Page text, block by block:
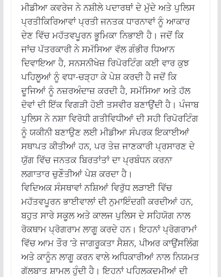
ਮੀਡੀਆ ਕਵਰੇਜ ਨੇ ਨਸ਼ੀਲੇ ਪਦਾਰਥਾਂ ਦੇ ਮੁੱਦੇ ਅਤੇ ਪੁਲਿਸ
ਪ੍ਰਤੀਕਿਰਿਆਵਾਂ ਪ੍ਰਤੀ ਜਨਤਕ ਧਾਰਨਾਵਾਂ ਨੂੰ ਆਕਾਰ
ਦੇਣ ਵਿੱਚ ਮਹੱਤਵਪੂਰਨ ਭੂਮਿਕਾ ਨਿਭਾਈ ਹੈ। ਜਦੋਂ ਕਿ
ਜਾਂਚ ਪੱਤਰਕਾਰੀ ਨੇ ਸਮੱਸਿਆ ਵੱਲ ਗੰਭੀਰ ਧਿਆਨ
ਦਿਵਾਇਆ ਹੈ, ਸਨਸਨੀਖੇਜ਼ ਰਿਪੋਰਟਿੰਗ ਕਈ ਵਾਰ ਕੁਝ
ਪਹਿਲੂਆਂ ਨੂੰ ਵਧਾ-ਚੜ੍ਹਾ ਕੇ ਪੇਸ਼ ਕਰਦੀ ਹੈ ਜਦੋਂ ਕਿ
ਦੂਜਿਆਂ ਨੂੰ ਨਜ਼ਰਅੰਦਾਜ਼ ਕਰਦੀ ਹੈ, ਸਮੱਸਿਆ ਅਤੇ ਹੱਲ
ਦੋਵਾਂ ਦੀ ਇੱਕ ਵਿਗੜੀ ਹੋਈ ਤਸਵੀਰ ਬਣਾਉਂਦੀ ਹੈ। ਪੰਜਾਬ
ਪੁਲਿਸ ਨੇ ਨਸ਼ਾ ਵਿਰੋਧੀ ਗਤੀਵਿਧੀਆਂ ਦੀ ਸਹੀ ਰਿਪੋਰਟਿੰਗ
ਨੂੰ ਯਕੀਨੀ ਬਣਾਉਣ ਲਈ ਮੀਡੀਆ ਸੰਪਰਕ ਇਕਾਈਆਂ
ਸਥਾਪਤ ਕੀਤੀਆਂ ਹਨ, ਪਰ ਤੇਜ਼ ਜਾਣਕਾਰੀ ਪ੍ਰਸਾਰਣ ਦੇ
ਯੁੱਗ ਵਿੱਚ ਜਨਤਕ ਬਿਰਤਾਂਤਾਂ ਦਾ ਪ੍ਰਬੰਧਨ ਕਰਨਾ
ਲਗਾਤਾਰ ਚੁਣੌਤੀਆਂ ਪੇਸ਼ ਕਰਦਾ ਹੈ।
ਵਿਦਿਅਕ ਸੰਸਥਾਵਾਂ ਨਸ਼ਿਆਂ ਵਿਰੁੱਧ ਲੜਾਈ ਵਿੱਚ
ਮਹੱਤਵਪੂਰਨ ਭਾਈਵਾਲਾਂ ਦੀ ਨੁਮਾਇੰਦਗੀ ਕਰਦੀਆਂ ਹਨ,
ਬਹੁਤ ਸਾਰੇ ਸਕੂਲ ਅਤੇ ਕਾਲਜ ਪੁਲਿਸ ਦੇ ਸਹਿਯੋਗ ਨਾਲ
ਰੋਕਥਾਮ ਪ੍ਰੋਗਰਾਮ ਲਾਗੂ ਕਰਦੇ ਹਨ। ਇਹਨਾਂ ਪ੍ਰੋਗਰਾਮਾਂ
ਵਿੱਚ ਆਮ ਤੌਰ ‘ਤੇ ਜਾਗਰੂਕਤਾ ਸੈਸ਼ਨ, ਪੀਅਰ ਕਾਉਂਸਲਿੰਗ
ਅਤੇ ਕਾਨੂੰਨ ਲਾਗੂ ਕਰਨ ਵਾਲੇ ਅਧਿਕਾਰੀਆਂ ਨਾਲ ਨਿਯਮਤ
ਗੱਲਬਾਤ ਸ਼ਾਮਲ ਹੁੰਦੀ ਹੈ। ਇਹਨਾਂ ਪਹਿਲਕਦਮੀਆਂ ਦੀ